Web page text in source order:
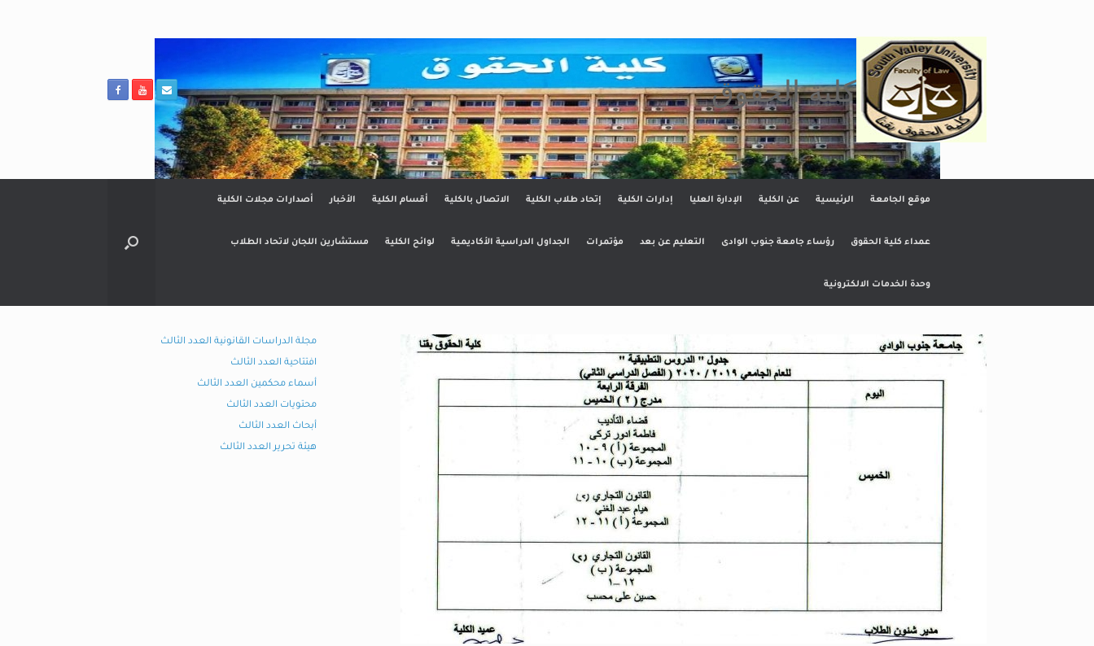
كلية الحقوق
موقع الجامعة الرئيسية عن الكلية الإدارة العليا إدارات الكلية إتحاد طلاب الكلية الاتصال بالكلية أقسام الكلية الأخبار أصدارات مجلات الكلية
عمداء كلية الحقوق رؤساء جامعة جنوب الوادى التعليم عن بعد مؤتمرات الجداول الدراسية الأكاديمية لوائح الكلية مستشارين اللجان لاتحاد الطلاب
وحدة الخدمات الالكترونية
مجلة الدراسات القانونية العدد الثالث
افتتاحية العدد الثالث
أسماء محكمين العدد الثالث
محتويات العدد الثالث
أبحاث العدد الثالث
هيئة تحرير العدد الثالث